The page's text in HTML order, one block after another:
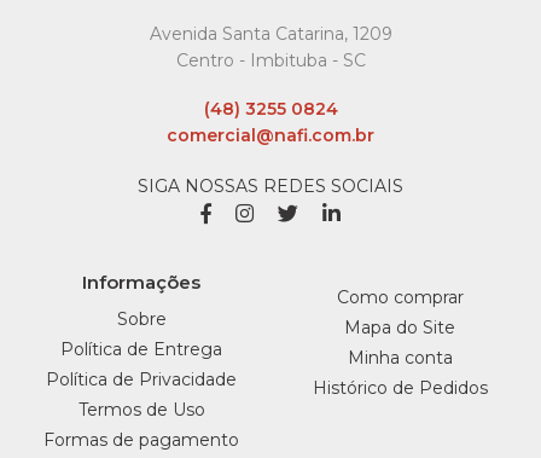
Avenida Santa Catarina, 1209
Centro - Imbituba - SC
(48) 3255 0824
comercial@nafi.com.br
SIGA NOSSAS REDES SOCIAIS
Informações
Sobre
Política de Entrega
Política de Privacidade
Termos de Uso
Formas de pagamento
Como comprar
Mapa do Site
Minha conta
Histórico de Pedidos